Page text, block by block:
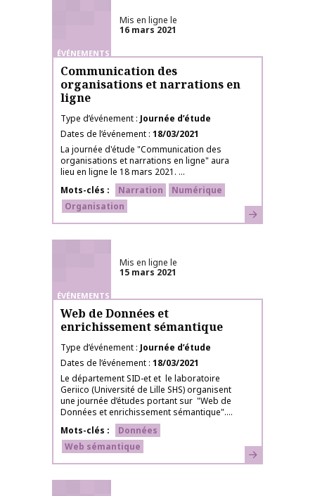
ÉVÉNEMENTS
Mis en ligne le
16 mars 2021
Communication des
organisations et narrations en
ligne
Type d’événement Journée d’étude
Dates de l’événement 18/03/2021
La journée d'étude "Communication des
organisations et narrations en ligne" aura
lieu en ligne le 18 mars 2021. ...
Mots-clés
Narration
Numérique
Organisation
En savoir plus
ÉVÉNEMENTS
Mis en ligne le
15 mars 2021
Web de Données et
enrichissement sémantique
Type d’événement Journée d’étude
Dates de l’événement 18/03/2021
Le département SID-et et le laboratoire
Geriico (Université de Lille SHS) organisent
une journée d’études portant sur "Web de
Données et enrichissement sémantique"....
Mots-clés
Données
Web sémantique
En savoir plus